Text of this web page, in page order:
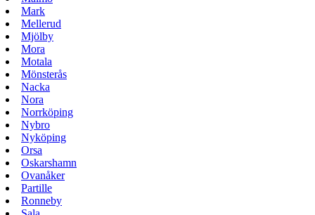
Mark
Mellerud
Mjölby
Mora
Motala
Mönsterås
Nacka
Nora
Norrköping
Nybro
Nyköping
Orsa
Oskarshamn
Ovanåker
Partille
Ronneby